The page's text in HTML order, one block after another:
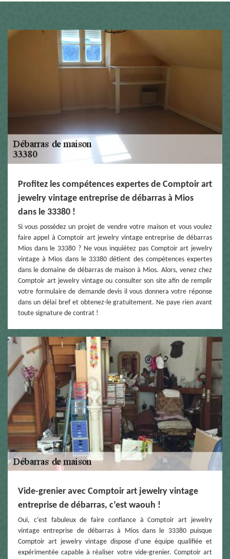
Profitez les compétences expertes de Comptoir art
jewelry vintage entreprise de débarras à Mios
dans le 33380 !
Si vous possédez un projet de vendre votre maison et vous voulez
faire appel à Comptoir art jewelry vintage entreprise de débarras
Mios dans le 33380 ? Ne vous inquiétez pas Comptoir art jewelry
vintage à Mios dans le 33380 détient des compétences expertes
dans le domaine de débarras de maison à Mios. Alors, venez chez
Comptoir art jewelry vintage ou consulter son site afin de remplir
votre formulaire de demande devis il vous donnera votre réponse
dans un délai bref et obtenez-le gratuitement. Ne paye rien avant
toute signature de contrat !
Vide-grenier avec Comptoir art jewelry vintage
entreprise de débarras, c’est waouh !
Oui, c’est fabuleux de faire confiance à Comptoir art jewelry
vintage entreprise de débarras à Mios dans le 33380 puisque
Comptoir art jewelry vintage dispose d’une équipe qualifiée et
expérimentée capable à réaliser votre vide-grenier. Comptoir art